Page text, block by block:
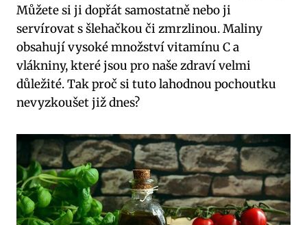
Můžete si ji dopřát samostatně nebo ji
servírovat s šlehačkou či zmrzlinou. Maliny
obsahují vysoké množství vitamínu C a
vlákniny, které jsou pro naše zdraví velmi
důležité. Tak proč si tuto lahodnou pochoutku
nevyzkoušet již dnes?